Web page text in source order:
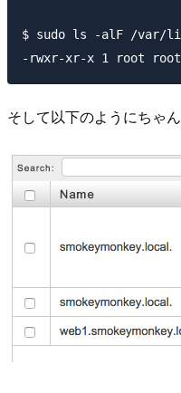
$ sudo ls -alF /var/
そして以下のようにちゃ